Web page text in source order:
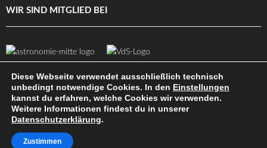
WIR SIND MITGLIED BEI
(c) Volkssternwarte Darmstadt e.V.
DATENSCHUTZ IMPRESSUM
Diese Webseite verwendet ausschließlich technisch
unbedingt notwendige Cookies. In den Einstellungen
kannst du erfahren, welche Cookies wir verwenden.
Weitere Informationen findest du in unserer
Datenschutzerklärung.
Zustimmen